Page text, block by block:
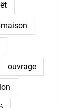
maison
ouvrage